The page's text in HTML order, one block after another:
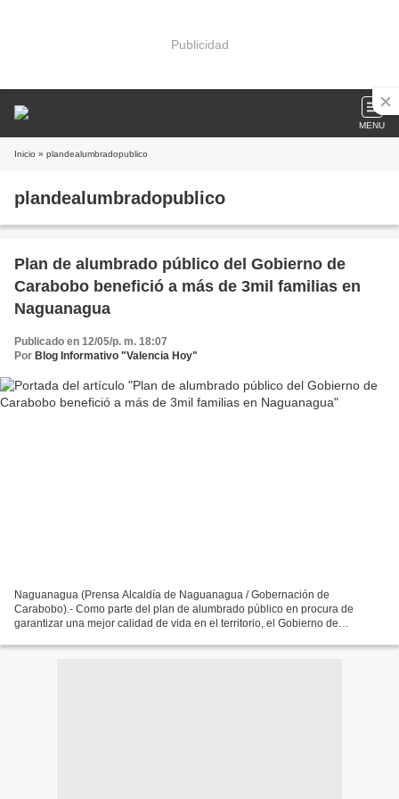
Publicidad
MENU
Inicio » plandealumbradopublico
plandealumbradopublico
Plan de alumbrado público del Gobierno de
Carabobo benefició a más de 3mil familias en
Naguanagua
Publicado en 12/05/p. m. 18:07
Por Blog Informativo "Valencia Hoy"
Naguanagua (Prensa Alcaldía de Naguanagua / Gobernación de
Carabobo).- Como parte del plan de alumbrado público en procura de
garantizar una mejor calidad de vida en el territorio, el Gobierno de